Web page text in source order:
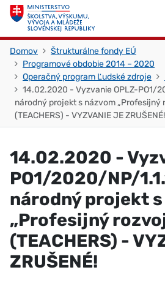
Skočiť na obsah
Domov
Štrukturálne fondy EÚ
Programové obdobie 2014 – 2020
Operačný program Ľudské zdroje
14.02.2020 - Vyzvanie OPLZ-PO1/
národný projekt s názvom „Profesijný
(TEACHERS) - VYZVANIE JE ZRUŠENÉ!
14.02.2020 -
PO1/2020/NP/
národný projekt
„Profesijný
(TEACHERS) -
ZRUŠENÉ!
Skočiť na začiatok stránky